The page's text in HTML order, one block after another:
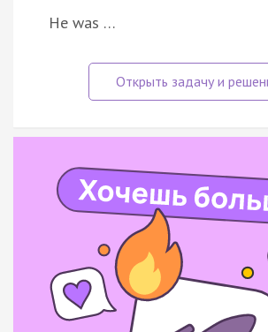
He was …